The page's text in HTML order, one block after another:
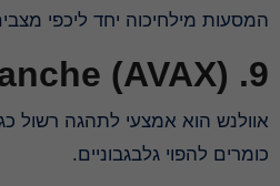
המסעות מילחיכוה יחד ליכפי
9. Avalanche (AVAX)
אוולנש הוא אמצעי לתהגה רשול
כומרים להפוי גלבגבוניים.